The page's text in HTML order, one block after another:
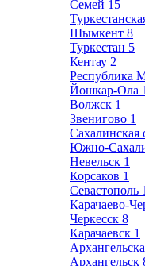
Семей 15
Шымкент 8
Туркестан 5
Кентау 2
Республика
Йошкар-Ола
Волжск 1
Звенигово 1
Сахалинская
Южно-
Невельск 1
Корсаков 1
Севастополь
Карачаево-
Черкесск 8
Карачаевск 1
Архангельск